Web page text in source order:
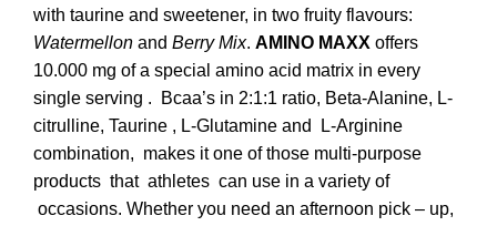
with taurine and sweetener, in two fruity flavours:
Watermellon and Berry Mix. AMINO MAXX offers
10.000 mg of a special amino acid matrix in every
single serving . Bcaa’s in 2:1:1 ratio, Beta-Alanine, L-
citrulline, Taurine , L-Glutamine and
L-Arginine
combination, makes it one of those multi-purpose
products that athletes can use in a variety of
occasions. Whether you need an afternoon pick – up,